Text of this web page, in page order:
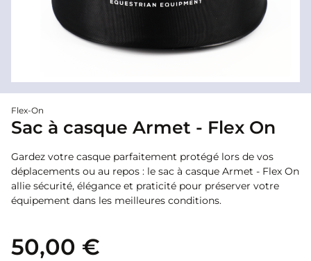
Flex-On
Sac à casque Armet - Flex On
Gardez votre casque parfaitement protégé lors de vos
déplacements ou au repos : le sac à casque Armet - Flex On
allie sécurité, élégance et praticité pour préserver votre
équipement dans les meilleures conditions.
50,00 €